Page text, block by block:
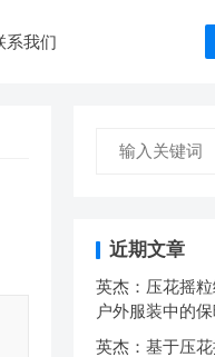
系我们
近期文章
英杰：压花摇
户外服装中的
英杰：基于压